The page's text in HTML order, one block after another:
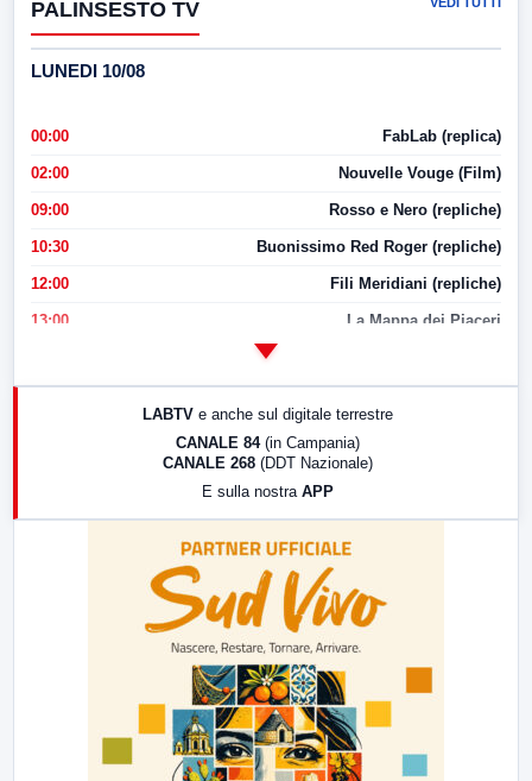
PALINSESTO TV VEDI TUTTI
LUNEDI 10/08
00:00 FabLab (replica)
02:00 Nouvelle Vouge (Film)
09:00 Rosso e Nero (repliche)
10:30 Buonissimo Red Roger (repliche)
12:00 Fili Meridiani (repliche)
13:00 La Mappa dei Piaceri
LABTV e anche sul digitale terrestre
CANALE 84 (in Campania)
CANALE 268 (DDT Nazionale)
E sulla nostra APP